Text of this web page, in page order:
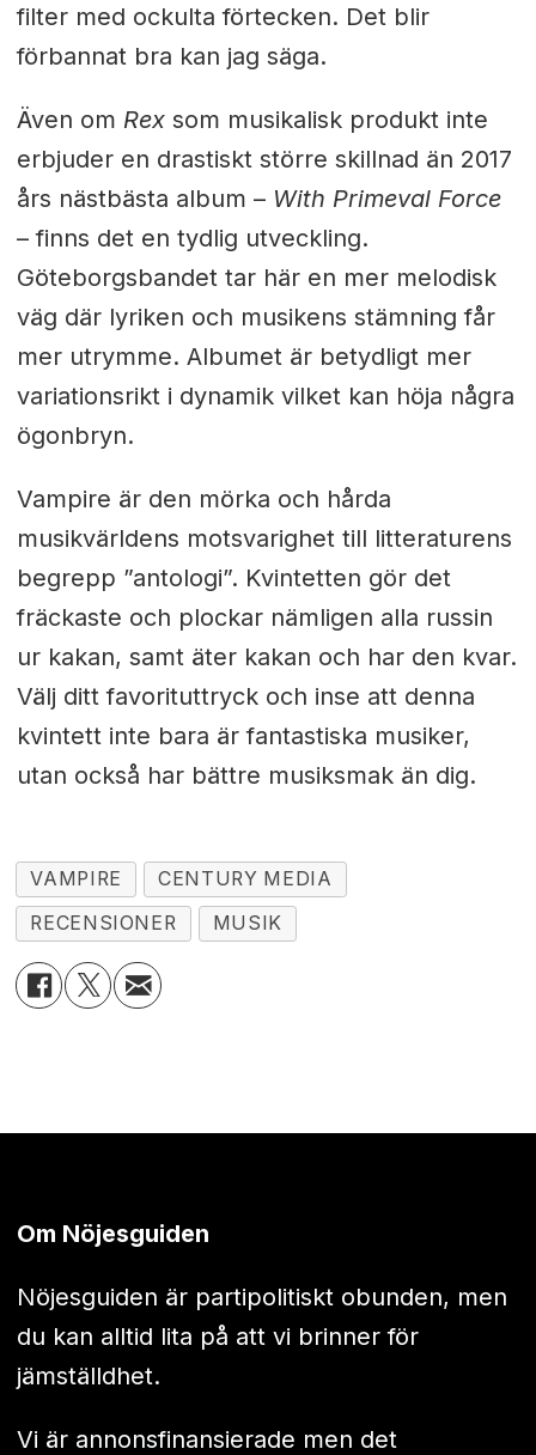
filter med ockulta förtecken. Det blir
förbannat bra kan jag säga.
Även om Rexsom musikalisk produkt inte
erbjuder en drastiskt större skillnad än 2017
års nästbästa album – With Primeval Force
– finns det en tydlig utveckling.
Göteborgsbandet tar här en mer melodisk
väg där lyriken och musikens stämning får
mer utrymme. Albumet är betydligt mer
variationsrikt i dynamik vilket kan höja några
ögonbryn.
Vampire är den mörka och hårda
musikvärldens motsvarighet till litteraturens
begrepp ”antologi”. Kvintetten gör det
fräckaste och plockar nämligen alla russin
ur kakan, samt äter kakan och har den kvar.
Välj ditt favorituttryck och inse att denna
kvintett inte bara är fantastiska musiker,
utan också har bättre musiksmak än dig.
VAMPIRE
CENTURY MEDIA
RECENSIONER
MUSIK
Om Nöjesguiden
Nöjesguiden är partipolitiskt obunden, men
du kan alltid lita på att vi brinner för
jämställdhet.
Vi är annonsfinansierade men det